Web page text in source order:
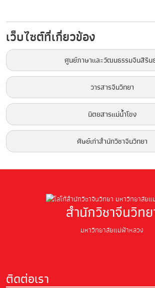
เว็บไซต์ที่เกี่ยวข้อง
ศูนย์ภาษาและวัฒนธรรมจีนสิริน
วารสารจีนวิทยา
นิตยสารแม่น้ำโขง
ศิษย์เก่าสำนักวิชาจีนวิทยา
สำนักวิชาจีนวิทย
มหาวิทยาลัยแม่ฟ้าหลวง
ติดต่อเรา